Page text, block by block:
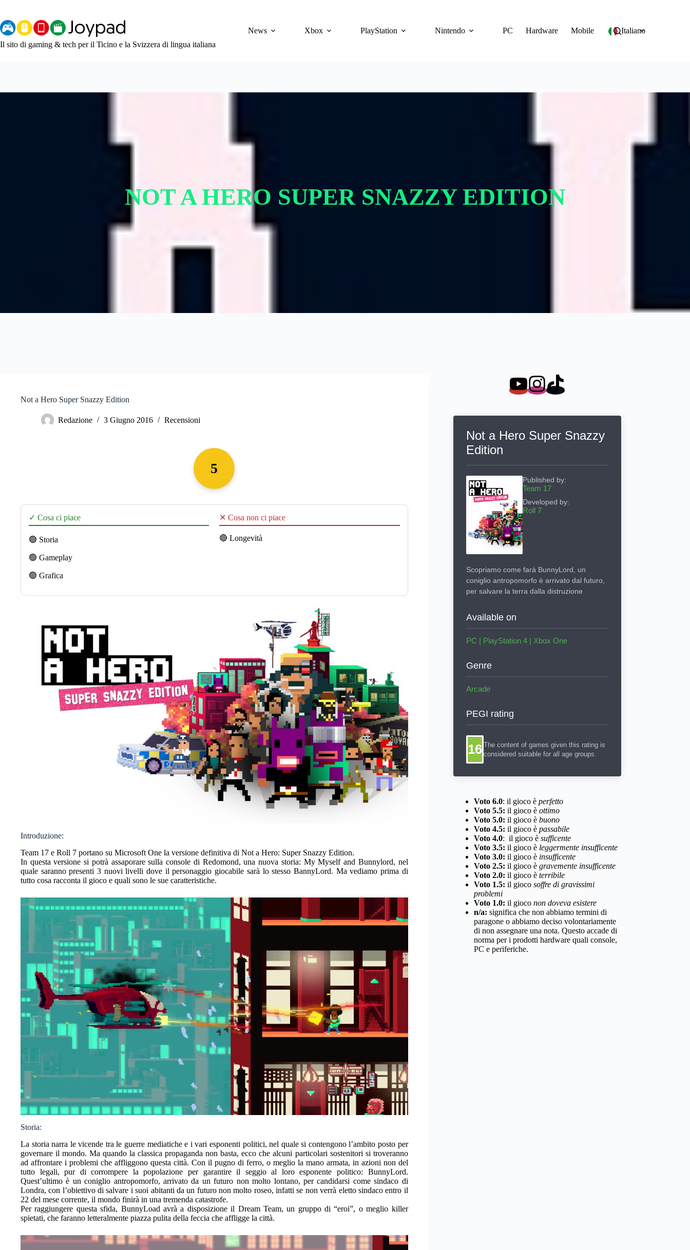
contenuto
Il sito di gaming & tech per il Ticino e la Svizzera di lingua italiana
News Xbox PlayStation Nintendo PC Hardware Mobile Italiano
NOT A HERO SUPER SNAZZY EDITION
Not a Hero Super Snazzy Edition
Redazione 3 Giugno 2016 Recensioni
5
✓ Cosa ci piace
🟢 Storia
🟢 Gameplay
🟢 Grafica
✕ Cosa non ci piace
🔴 Longevità
Introduzione:
Team 17 e Roll 7 portano su Microsoft One la versione definitiva di Not a Hero: Super Snazzy Edition.
In questa versione si potrà assaporare sulla console di Redomond, una nuova storia: My Myself and Bunnylord, nel
quale saranno presenti 3 nuovi livelli dove il personaggio giocabile sarà lo stesso BannyLord. Ma vediamo prima di
tutto cosa racconta il gioco e quali sono le sue caratteristiche.
Storia:
La storia narra le vicende tra le guerre mediatiche e i vari esponenti politici, nel quale si contengono l’ambito posto per
governare il mondo. Ma quando la classica propaganda non basta, ecco che alcuni particolari sostenitori si troveranno
ad affrontare i problemi che affliggono questa città. Con il pugno di ferro, o meglio la mano armata, in azioni non del
tutto legali, pur di corrompere la popolazione per garantire il seggio al loro esponente politico: BunnyLord.
Quest’ultimo è un coniglio antropomorfo, arrivato da un futuro non molto lontano, per candidarsi come sindaco di
Londra, con l’obiettivo di salvare i suoi abitanti da un futuro non molto roseo, infatti se non verrà eletto sindaco entro il
22 del mese corrente, il mondo finirà in una tremenda catastrofe.
Per raggiungere questa sfida, BunnyLoad avrà a disposizione il Dream Team, un gruppo di “eroi”, o meglio killer
spietati, che faranno letteralmente piazza pulita della feccia che affligge la città.
Not a Hero Super Snazzy
Edition
Published by:
Team 17
Developed by:
Roll 7
Scopriamo come farà BunnyLord, un
coniglio antropomorfo è arrivato dal futuro,
per salvare la terra dalla distruzione
Available on
PC | PlayStation 4 | Xbox One
Genre
Arcade
PEGI rating
16 The content of games given this rating is
considered suitable for all age groups.
Voto 6.0: il gioco èperfetto
Voto 5.5: il gioco èottimo
Voto 5.0: il gioco èbuono
Voto 4.5: il gioco èpassabile
Voto 4.0: il gioco èsufficente
Voto 3.5: il gioco è leggermente insufficente
Voto 3.0: il gioco è insufficente
Voto 2.5: il gioco ègravemente insufficente
Voto 2.0: il gioco èterribile
Voto 1.5: il giocosoffre di gravissimi
problemi
Voto 1.0: il gioconon doveva esistere
n/a: significa che non abbiamo termini di
paragone o abbiamo deciso volontariamente
di non assegnare una nota. Questo accade di
norma per i prodotti hardware quali console,
PC e periferiche.